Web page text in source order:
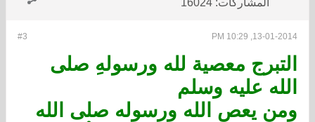
المشاركات: 16024
#3 13-01-2014, 10:29 PM
التبرج معصية لله ورسولهِ صلى
الله عليه وسلم
ومن يعص الله ورسوله صلى الله